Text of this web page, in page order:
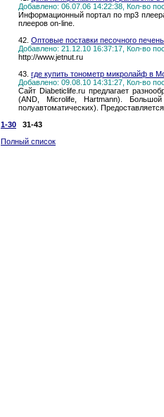
Добавлено: 06.07.06 14:22:38, Кол-во
Информационный портал по mp3
плееров on-line.
42. Оптовые поставки песочного
Добавлено: 21.12.10 16:37:17, Кол-во
http://www.jetnut.ru
43. где купить тонометр микролайф в
Добавлено: 09.08.10 14:31:27, Кол-во
Сайт Diabeticlife.ru предлагает
(AND, Microlife, Hartmann).
полуавтоматических).
1-30
31-43
Полный список